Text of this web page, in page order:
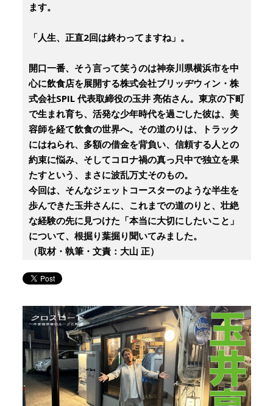
ます。
「人生、正直2回は終わってますね」。
開口一番、そう言って笑うのは神奈川県横浜市を中
心に飲食店を展開する株式会社ブリッヂウィン・株
式会社SPIL 代表取締役の玉井 亮佑さん。東京の下町
で生まれ育ち、活発な少年時代を過ごした彼は、美
容師を経て飲食の世界へ。その道のりは、トラック
にはねられ、多額の借金を背負い、信頼する人との
約束に悩み、そしてコロナ禍の真っ只中で独立を果
たすという、まさに波乱万丈そのもの。
今回は、そんなジェットコースターのような半生を
歩んできた玉井さんに、これまでの道のりと、壮絶
な経験の先に見つけた「本当に大切にしたいこと」
について、根掘り葉掘り聞いてみました。
（取材・執筆・文責：大山 正）